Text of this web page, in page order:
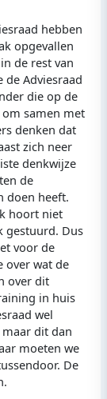
hebben
opgevallen
de rest van
Adviesraad
die op de
samen met
denken dat
zich neer
denkwijze
de
doen heeft.
hoort niet
gestuurd. Dus
voor de
over wat de
over dit
in huis
wel
dit dan
moeten we
De